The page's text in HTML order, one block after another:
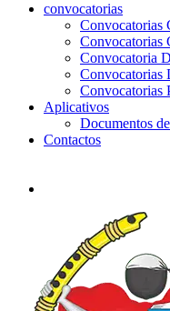
convocatorias
Convocatorias
Convocatorias
Convocatoria
Convocatorias
Convocatorias
Aplicativos
Documentos
Contactos